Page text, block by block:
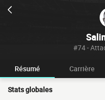
#74 -
Résumé Carrière
Stats globales